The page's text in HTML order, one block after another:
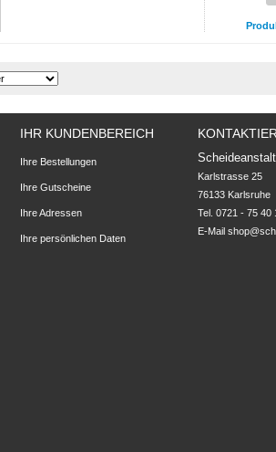
IHR KUNDENBEREICH
Ihre Bestellungen
Ihre Gutscheine
Ihre Adressen
Ihre persönlichen Daten
Karlstrasse 25
76133 Karlsruhe
Tel. 0721 - 75 40
E-Mail